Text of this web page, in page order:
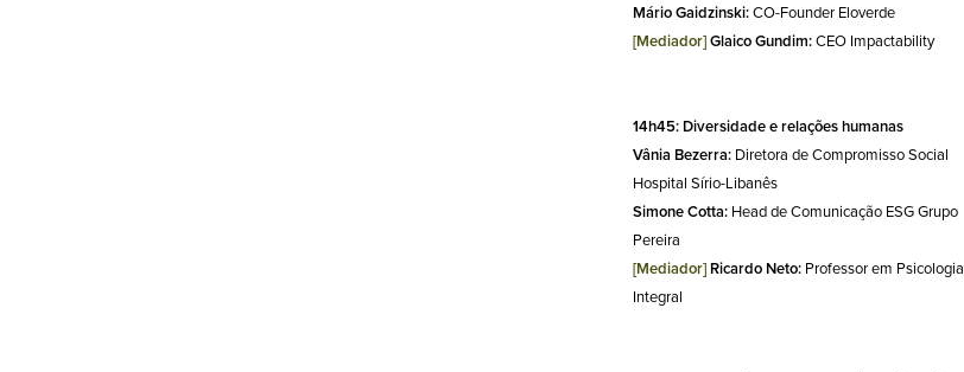
Mário Gaidzinski: CO-Founder Eloverde
[Mediador] Glaico Gundim: CEO Impactability
14h45: Diversidade e relações humanas
Vânia Bezerra: Diretora de Compromisso Social
Hospital Sírio-Libanês
Simone Cotta: Head de Comunicação ESG Grupo
Pereira
[Mediador] Ricardo Neto: Professor em Psicologia
Integral